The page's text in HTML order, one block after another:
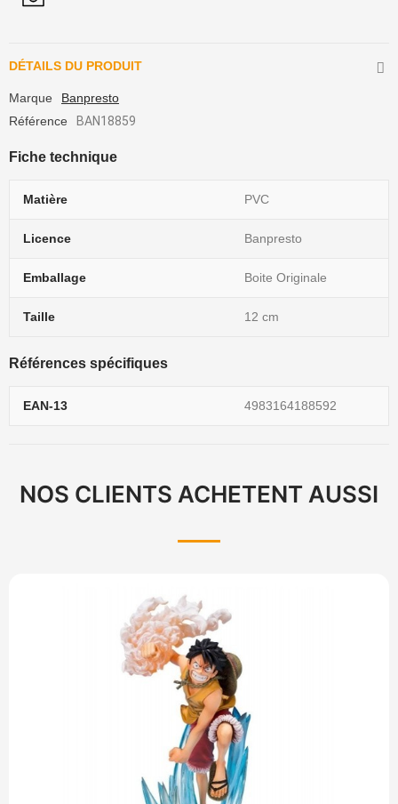
DÉTAILS DU PRODUIT
Marque
Banpresto
Référence
BAN18859
Fiche technique
Matière PVC
Licence Banpresto
Emballage Boite Originale
Taille 12 cm
Références spécifiques
EAN-13 4983164188592
NOS CLIENTS ACHETENT AUSSI